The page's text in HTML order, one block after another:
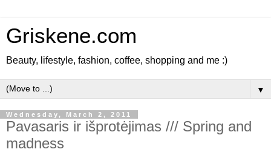
Griskene.com
Beauty, lifestyle, fashion, coffee, shopping and me :)
▼
Wednesday, March 2, 2011
Pavasaris ir išprotėjimas /// Spring and
madness